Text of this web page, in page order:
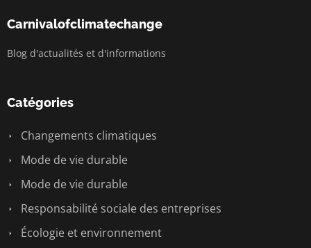
Carnivalofclimatechange
Blog d'actualités et d'informations
Catégories
Changements climatiques
Mode de vie durable
Mode de vie durable
Responsabilité sociale des entreprises
Écologie et environnement